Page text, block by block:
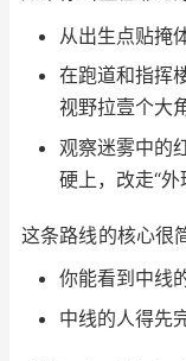
从出生点贴掩
在跑道和指挥
视野拉壹个大
观察迷雾中的
硬上，改走“外
这条路线的核心很
你能看到中线
中线的人得先